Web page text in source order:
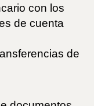
con los
de cuenta
de